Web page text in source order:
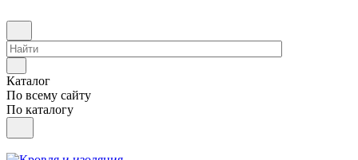
Каталог
По всему сайту
По каталогу